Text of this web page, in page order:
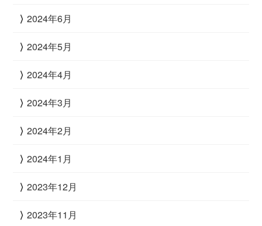
2024年6月
2024年5月
2024年4月
2024年3月
2024年2月
2024年1月
2023年12月
2023年11月